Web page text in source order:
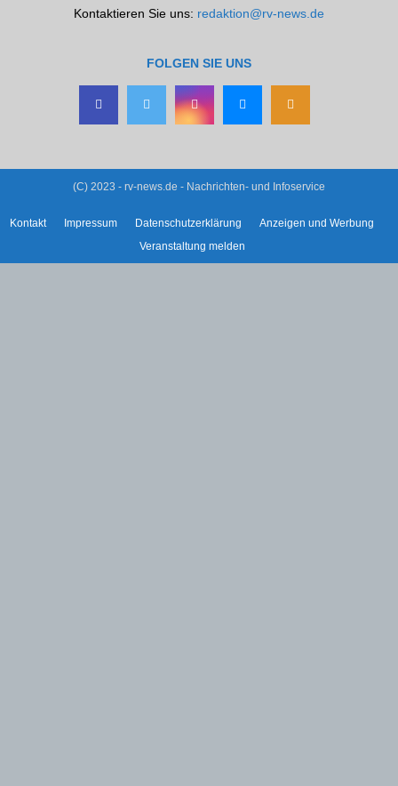
Kontaktieren Sie uns: redaktion@rv-news.de
FOLGEN SIE UNS
(C) 2023 - rv-news.de - Nachrichten- und Infoservice
Kontakt Impressum Datenschutzerklärung
Anzeigen und Werbung
Veranstaltung melden